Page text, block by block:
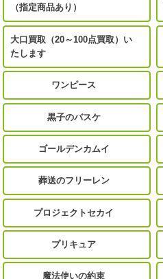
（指定商品あり）
大口買取（20～100点買取）い
たします
ワンピース
黒子のバスケ
ゴールデンカムイ
葬送のフリーレン
プロジェクトセカイ
プリキュア
魔法使いの約束